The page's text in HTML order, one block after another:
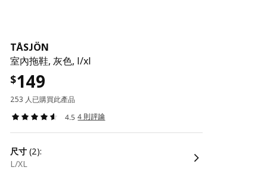
TÅSJÖN
室內拖鞋, 灰色, l/xl
$149
253 人已購買此產品
4.5 4 則評論
尺寸 (2):
L/XL